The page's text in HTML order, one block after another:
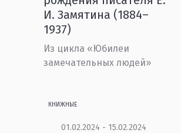
И. Замятина (1884–
1937)
Из цикла «Юбилеи
замечательных людей»
КНИЖНЫЕ
01.02.2024 - 15.02.2024